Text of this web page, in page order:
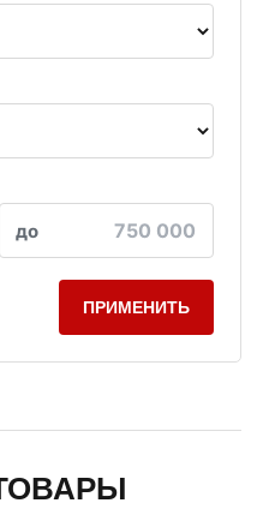
до
ПРИМЕНИТЬ